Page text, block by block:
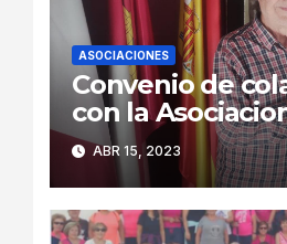
ASOCIACIONES
Convenio de
con la
Melibea.
ABR 15, 2023